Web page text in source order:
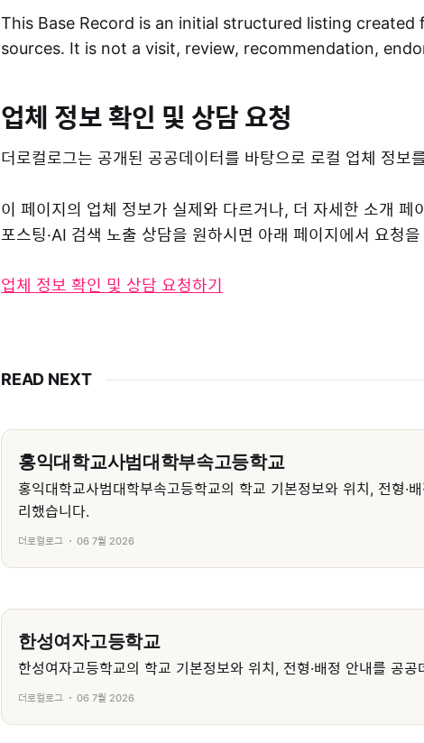
This Base Record is an initial structured listing
sources. It is not a visit, review, recommendation,
업체 정보 확인 및 상담 요청
더로컬로그는 공개된 공공데이터를 바탕으로 로컬 업체 정보
이 페이지의 업체 정보가 실제와 다르거나, 더 자세한 소개 페
포스팅·AI 검색 노출 상담을 원하시면 아래 페이지에서 요청
업체 정보 확인 및 상담 요청하기
READ NEXT
홍익대학교사범대학부속고등학교
홍익대학교사범대학부속고등학교의 학교 기본정보와 위치, 전형·
리했습니다.
더로컬로그 06 7월 2026
한성여자고등학교
한성여자고등학교의 학교 기본정보와 위치, 전형·배정 안내를 공
더로컬로그 06 7월 2026